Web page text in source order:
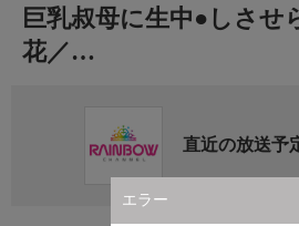
エラー
巨乳叔母に生中●しさせ
花／…
直近の放送予